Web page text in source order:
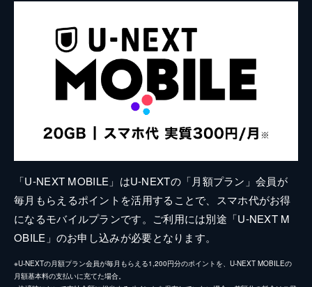
「U-NEXT MOBILE」はU-NEXTの「月額プラン」会員が
毎月もらえるポイントを活用することで、スマホ代がお得
になるモバイルプランです。ご利用には別途「U-NEXT M
OBILE」のお申し込みが必要となります。
※U-NEXTの月額プラン会員が毎月もらえる1,200円分のポイントを、U-NEXT MOBILEの
月額基本料の支払いに充てた場合。